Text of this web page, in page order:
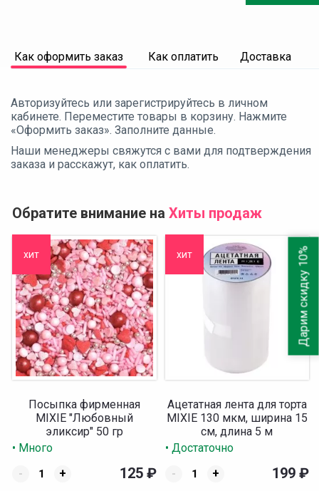
Как оформить заказ Как оплатить Доставка
Авторизуйтесь или зарегистрируйтесь в личном
кабинете. Переместите товары в корзину. Нажмите
«Оформить заказ». Заполните данные.
Наши менеджеры свяжутся с вами для подтверждения
заказа и расскажут, как оплатить.
Обратите внимание на Хиты продаж
хит
Посыпка фирменная
MIXIE "Любовный
эликсир" 50 гр
• Много
-
+ 125 ₽
хит
Ацетатная лента для торта
MIXIE 130 мкм, ширина 15
см, длина 5 м
• Достаточно
-
+ 199 ₽
Дарим скидку 10%